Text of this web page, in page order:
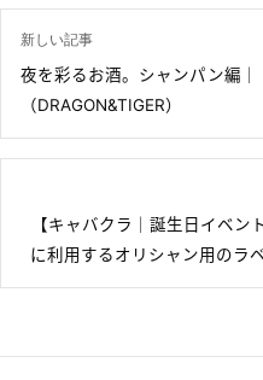
新しい記事
夜を彩るお酒。シャンパン編
（DRAGON&TIGER）
【キャバクラ｜誕生日イベン
に利用するオリシャン用のラ